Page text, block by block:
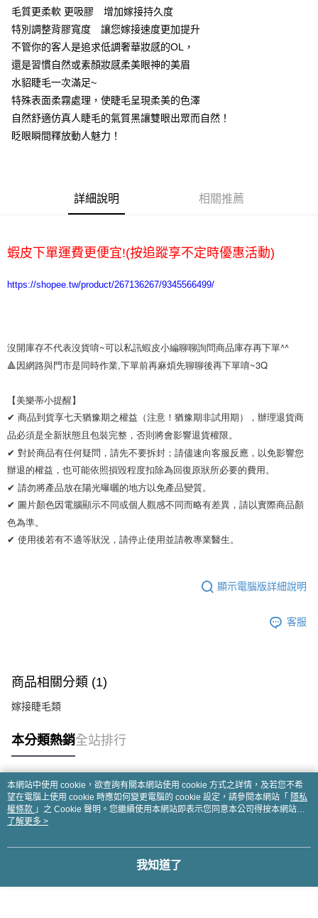
悠遊付
ATM付款
運送方式
每筆NT$65，滿NT$2,000(含以上)免運費
7-11取貨付款
每筆NT$100，滿NT$2,000(含以上)免運費
毛質更柔軟 更吸膠 增加嫁接持久度
特別調整背膠寬度 讓您嫁接速度更加提升
不管你的客人是追求低調奢華妝感的OL，
還是習慣自然或素顏妝感柔美眼神的美眉
水貂睫毛一次滿足~
特殊表面柔霧處理，使睫毛呈現柔美的色澤
自然舒適仿真人睫毛的氣質黑讓雙眼出眾而自然！
眨眼瞬間釋放動人魅力！
詳細說明 相關推薦
蝦皮下單運費更便宜!(按追蹤享不定時優惠活動)
https://shopee.tw/product/267136267/9345566499/
沒開庫存不代表沒貨唷~可以私訊蝦皮小編聊聊詢問商品庫存再下單^^
🔺因網路與門市是同時作業,下單前再麻煩先聊聊後再下單唷~3Q
【美樂蒂小提醒】
✔ 商品到貨享七天猶豫期之權益（注意！猶豫期非試用期），辦理退貨商
品必須是全新狀態且包裝完整，否則將會影響退貨權限。
✔ 對於商品有任何疑問，請先不要拆封；請儘速向客服反應，以免影響您
辦退的權益，也可能依照損毀程度扣除為回復原狀所必要的費用。
✔ 請勿將產品放在陽光曝曬的地方以免產品變質。
✔ 圖片顏色因電腦顯示不同或個人觀感不同而略有差異，請以實際商品顏
色為準。
✔ 使用後若有不適等狀況，請停止使用並請教專業醫生。
顯示電腦版詳細說明
客服
商品相關分類 (1)
嫁接睫毛類
本分類熱銷全站排行
熱門標籤
本網站中使用 cookie，欲查詢有關本網站使用 cookie 方式之詳情，及若您不希
望在電腦上使用 cookie 時應如何變更電腦的 cookie 設定，請參閱本網站「 隱私
權條款 」之 Cookie 聲明。您繼續使用本網站即表示您同意本公司得按本網站使
用條款之 Cookie 聲明使用 cookie。
了解更多 >
我知道了